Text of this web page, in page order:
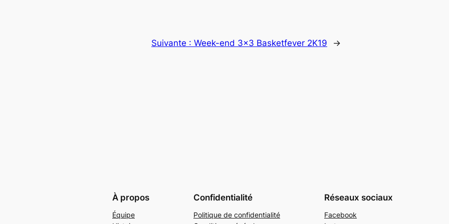
Suivante : Week-end 3×3 Basketfever 2K19 →
À propos
Équipe
Confidentialité
Politique de confidentialité
Réseaux sociaux
Facebook